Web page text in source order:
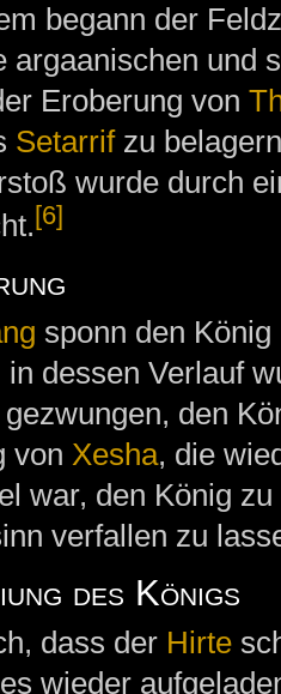
begann der
argaanischen und
Eroberung von
Setarrifzu
wurde durch
[6]
sponn den
in dessen Verlauf
gezwungen, den
von Xesha, die
war, den König
verfallen zu
des Königs
dass der Hirte
wieder